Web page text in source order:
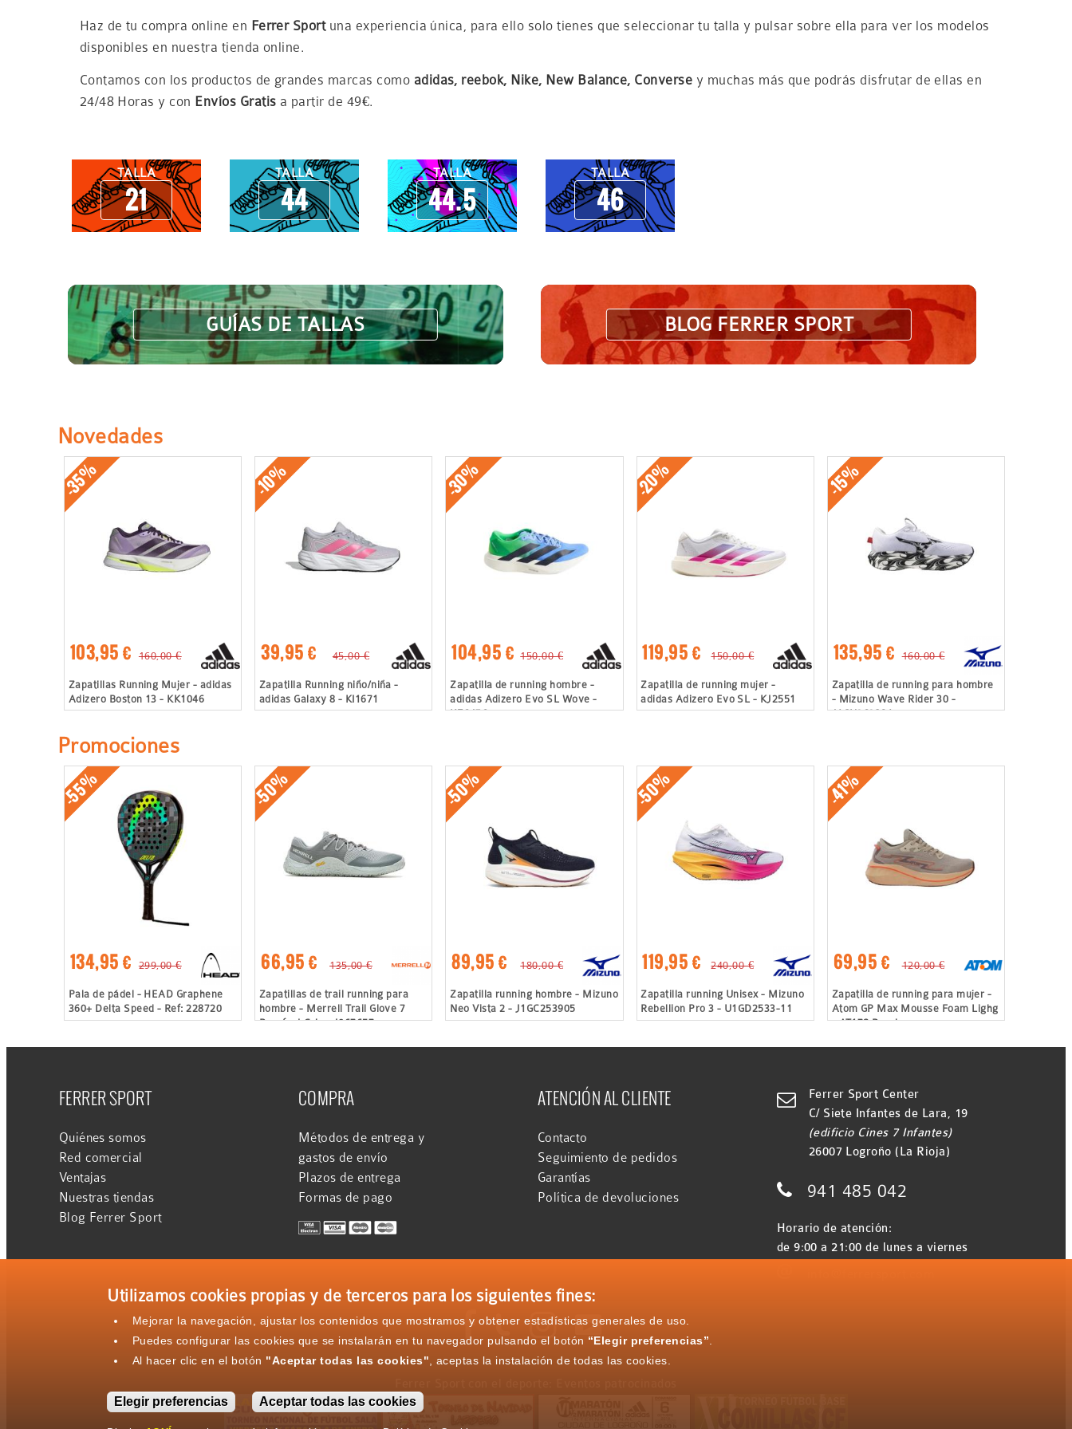
Haz de tu compra online en Ferrer Sportuna experiencia única, para ello solo tienes que seleccionar tu talla y pulsar sobre ella para ver los modelos
disponibles en nuestra tienda online.
Contamos con los productos de grandes marcas como adidas, reebok, Nike, New Balance, Converse y muchas más que podrás disfrutar de ellas en
24/48 Horas y con Envíos Gratis a partir de 49€.
TALLA
21
TALLA
44
TALLA
44.5
TALLA
46
GUÍAS DE TALLAS BLOG FERRER SPORT
Novedades
-35%
103,95 € 160,00 €
Zapatillas Running Mujer - adidas
Adizero Boston 13 - KK1046
-10%
39,95 € 45,00 €
Zapatilla Running niño/niña -
adidas Galaxy 8 - KI1671
-30%
104,95 € 150,00 €
Zapatilla de running hombre -
adidas Adizero Evo SL Wove -
KZ6476
-20%
119,95 € 150,00 €
Zapatilla de running mujer -
adidas Adizero Evo SL - KJ2551
-15%
135,95 € 160,00 €
Zapatilla de running para hombre
- Mizuno Wave Rider 30 -
J1GU262381
Promociones
-55%
134,95 € 299,00 €
Pala de pádel - HEAD Graphene
360+ Delta Speed - Ref: 228720
-50%
66,95 € 135,00 €
Zapatillas de trail running para
hombre - Merrell Trail Glove 7
Barefoot Gris - J067657
-50%
89,95 € 180,00 €
Zapatilla running hombre - Mizuno
Neo Vista 2 - J1GC253905
-50%
119,95 € 240,00 €
Zapatilla running Unisex - Mizuno
Rebellion Pro 3 - U1GD2533-11
-41%
69,95 € 120,00 €
Zapatilla de running para mujer -
Atom GP Max Mousse Foam Lighg
- AT178 Pearl
FERRER SPORT
Quiénes somos
Red comercial
Ventajas
Nuestras tiendas
Blog Ferrer Sport
COMPRA
Métodos de entrega y
gastos de envío
Plazos de entrega
Formas de pago
ATENCIÓN AL CLIENTE
Contacto
Seguimiento de pedidos
Garantías
Política de devoluciones

Ferrer Sport Center
C/ Siete Infantes de Lara, 19
(edificio Cines 7 Infantes)
26007 Logroño (La Rioja)
 941 485 042
Horario de atención:
de 9:00 a 21:00 de lunes a viernes
   
Utilizamos cookies propias y de terceros para los siguientes fines:
Mejorar la navegación, ajustar los contenidos que mostramos y obtener estadísticas generales de uso.
Puedes configurar las cookies que se instalarán en tu navegador pulsando el botón “Elegir preferencias”
Al hacer clic en el botón "Aceptar todas las cookies" , aceptas la instalación de todas las cookies.
Elegir preferencias Aceptar todas las cookies